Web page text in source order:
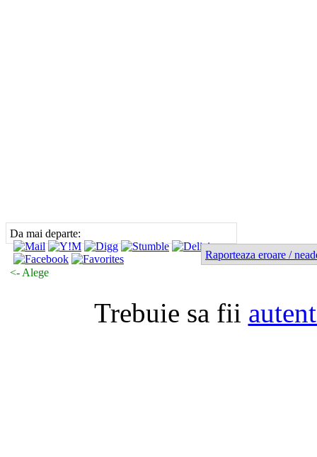
Da mai departe:
<- Alege
Raporteaza eroare /
Trebuie sa fii